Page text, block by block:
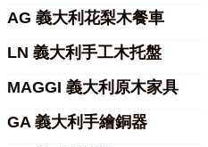
AG 義大利花梨木餐車
LN 義大利手工木托盤
MAGGI 義大利原木家具
GA 義大利手繪銅器